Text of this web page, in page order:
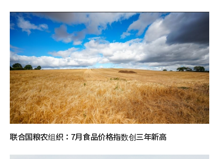
联合国粮农组织：7月食品价格指数创三年新高